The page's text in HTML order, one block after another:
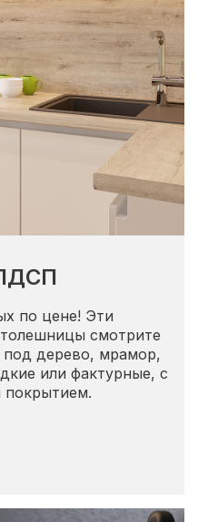
по цене! Эти
смотрите
под дерево, мрамор,
или фактурные, с